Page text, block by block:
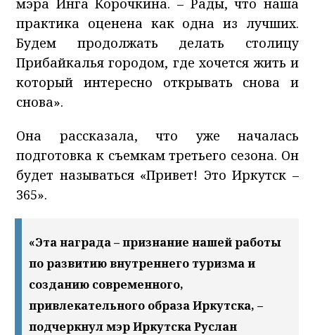
мэра Инга Корочкина. – Рады, что наша
практика оценена как одна из лучших.
Будем продолжать делать столицу
Прибайкалья городом, где хочется жить и
который интересно открывать снова и
снова».
Она рассказала, что уже началась
подготовка к съемкам третьего сезона. Он
будет называться «Привет! Это Иркутск –
365».
«Эта награда – признание нашей работы
по развитию внутреннего туризма и
созданию современного,
привлекательного образа Иркутска, –
подчеркнул мэр Иркутска Руслан